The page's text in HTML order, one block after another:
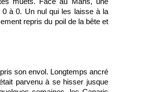
0 à 0. Un nul qui les laisse à la
repris du poil de la bête et
son envol. Longtemps ancré
parvenu à se hisser jusque